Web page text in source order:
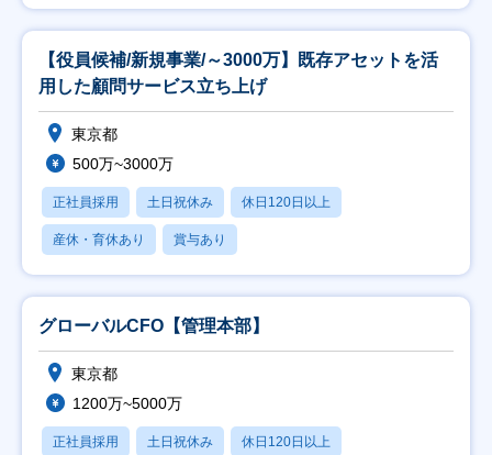
【役員候補/新規事業/～3000万】既存アセットを活
用した顧問サービス立ち上げ
東京都
500万~3000万
正社員採用 土日祝休み 休日120日以上
産休・育休あり 賞与あり
グローバルCFO【管理本部】
東京都
1200万~5000万
正社員採用 土日祝休み 休日120日以上